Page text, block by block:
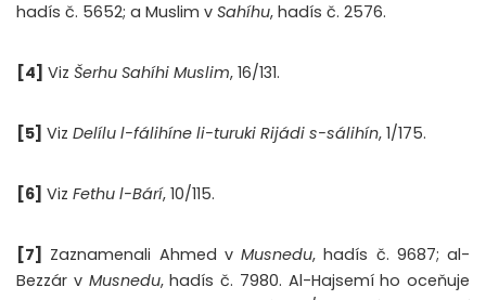
hadís č. 5652; a Muslim v Sahíhu, hadís č. 2576.
[4] Viz Šerhu Sahíhi Muslim, 16/131.
[5] Viz Delílu l-fálihíne li-turuki Rijádi s-sálihín, 1/175.
[6] Viz Fethu l-Bárí, 10/115.
[7] Zaznamenali Ahmed v Musnedu, hadís č. 9687; al-
Bezzár v Musnedu, hadís č. 7980. Al-Hajsemí ho oceňuje